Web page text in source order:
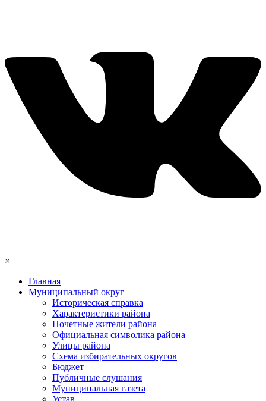
×
Главная
Муниципальный округ
Историческая справка
Характеристики района
Почетные жители района
Официальная символика района
Улицы района
Схема избирательных округов
Бюджет
Публичные слушания
Муниципальная газета
Устав